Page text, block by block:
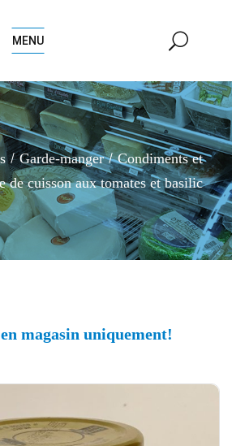
MENU
Garde-manger
Condiments et
de cuisson aux tomates et basilic
magasin uniquement!